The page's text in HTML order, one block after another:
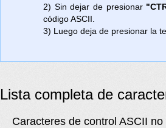
2) Sin dejar de presionar
código ASCII.
3) Luego deja de presionar la
Lista completa de
Caracteres de control ASCII